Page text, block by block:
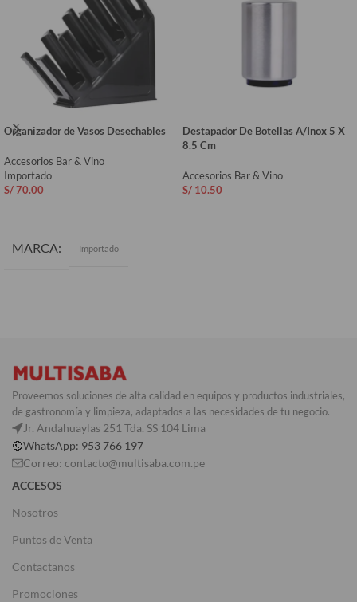
Organizador de Vasos Desechables
Accesorios Bar & Vino
Importado
S/70.00
MARCA Importado
Destapador De Botellas A/Inox 5 X
8.5 Cm
Accesorios Bar & Vino
S/ 10.50
Proveemos soluciones de alta calidad en equipos y productos industriales,
de gastronomía y limpieza, adaptados a las necesidades de tu negocio.
Jr. Andahuaylas 251 Tda. SS 104 Lima
WhatsApp: 953 766 197
Correo: contacto@multisaba.com.pe
ACCESOS
Nosotros
Puntos de Venta
Contactanos
Promociones